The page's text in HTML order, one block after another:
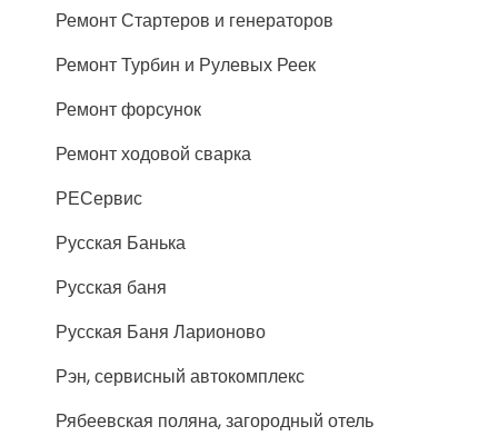
Ремонт Стартеров и генераторов
Ремонт Турбин и Рулевых Реек
Ремонт форсунок
Ремонт ходовой сварка
РЕСервис
Русская Банька
Русская баня
Русская Баня Ларионово
Рэн, сервисный автокомплекс
Рябеевская поляна, загородный отель